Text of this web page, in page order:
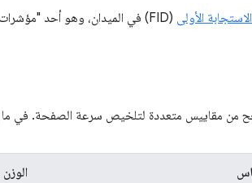
الأولى (FID) في الميدان، وهو أحد "مؤشرات أداء الويب الأساسية".
من مقاييس متعددة لتلخيص سرعة الصفحة. في ما يلي